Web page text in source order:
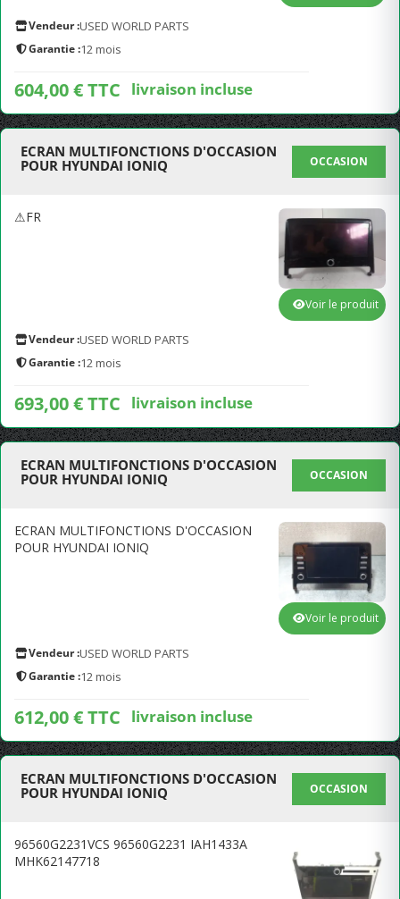
Vendeur :USED WORLD PARTS
Garantie :12 mois
604,00 € TTC livraison incluse
ECRAN MULTIFONCTIONS D'OCCASION
POUR HYUNDAI IONIQ
OCCASION
⚠FR
Vendeur :USED WORLD PARTS
Garantie :12 mois
693,00 € TTC livraison incluse
Voir le produit
ECRAN MULTIFONCTIONS D'OCCASION
POUR HYUNDAI IONIQ
OCCASION
ECRAN MULTIFONCTIONS D'OCCASION
POUR HYUNDAI IONIQ
Vendeur :USED WORLD PARTS
Garantie :12 mois
612,00 € TTC livraison incluse
Voir le produit
ECRAN MULTIFONCTIONS D'OCCASION
POUR HYUNDAI IONIQ
OCCASION
96560G2231VCS 96560G2231 IAH1433A
MHK62147718